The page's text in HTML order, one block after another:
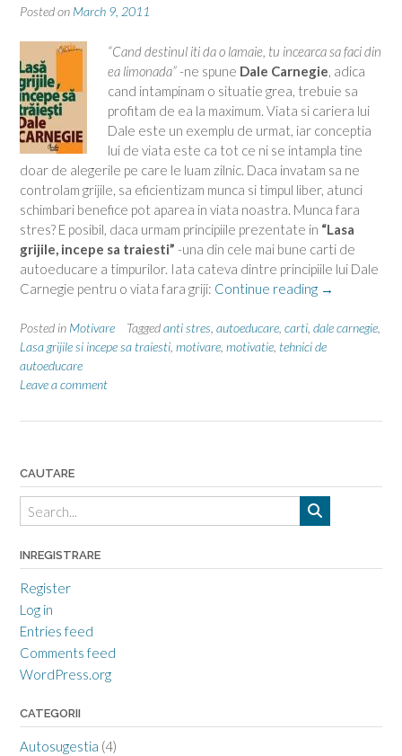
Posted on March 9, 2011
“Cand destinul iti da o lamaie, tu incearca sa faci din
ea limonada”-ne spune Dale Carnegie , adica
cand intampinam o situatie grea, trebuie sa
profitam de ea la maximum. Viata si cariera lui
Dale este un exemplu de urmat, iar conceptia
lui de viata este ca tot ce ni se intampla tine
doar de alegerile pe care le luam zilnic. Daca invatam sa ne
controlam grijile, sa eficientizam munca si timpul liber, atunci
schimbari benefice pot aparea in viata noastra. Munca fara
stres? E posibil, daca urmam principiile prezentate in “Lasa
grijile, incepe sa traiesti” -una din cele mai bune carti de
autoeducare a timpurilor. Iata cateva dintre principiile lui Dale
Carnegie pentru o viata fara griji: Continue reading
“Cum
de
griji”
→
Posted in Motivare Taggedanti stres autoeducare carti dale carnegie
Lasa grijile si incepe sa traiesti motivare motivatie tehnici de
autoeducare
Leave a comment
CAUTARE
INREGISTRARE
Register
Log in
Entries feed
Comments feed
WordPress.org
CATEGORII
Autosugestia (4)